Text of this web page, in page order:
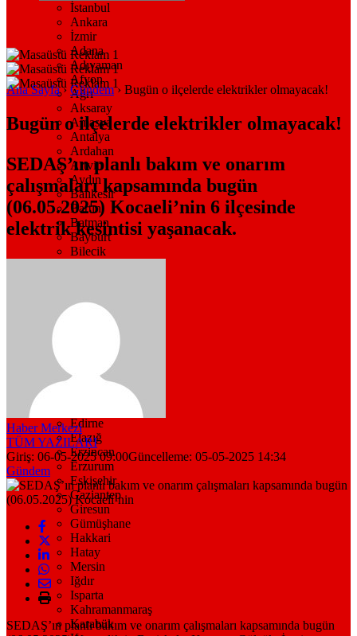
İstanbul
Ankara
İzmir
Adana
Adıyaman
Afyon
Ağrı
Aksaray
Amasya
Antalya
Ardahan
Artvin
Aydın
Balıkesir
Bartın
Batman
Bayburt
Bilecik
Burdur
Çanakkale
Denizli
Edirne
Elazığ
Erzincan
Erzurum
Eskişehir
Gaziantep
Giresun
Gümüşhane
Hakkari
Hatay
Mersin
Iğdır
Isparta
Kahramanmaraş
Karabük
Ana Sayfa› Gündem› Bugün o ilçelerde elektrikler olmayacak!
Bugün o ilçelerde elektrikler olmayacak!
SEDAŞ’ın planlı bakım ve onarım
çalışmaları kapsamında bugün
(06.05.2025) Kocaeli’nin 6 ilçesinde
elektrik kesintisi yaşanacak.
Haber Merkezi
TÜM YAZILARI
Giriş: 06-05-2025 09:00Güncelleme: 05-05-2025 14:34
Gündem
SEDAŞ’ın planlı bakım ve onarım çalışmaları kapsamında bugün